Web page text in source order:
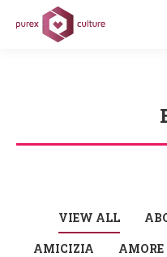
VIEW ALL
AMICIZIA
AMORE